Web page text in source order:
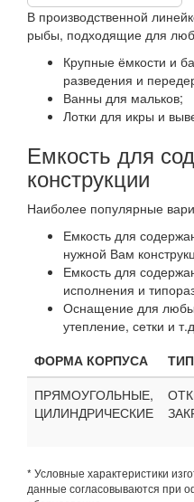
В производственной
рыбы, подходящие для
Крупные ёмкости и
разведения и
Ванны для мальков;
Лотки для икры и
Емкость для
конструкции
Наиболее популярные
Емкость для
нужной Вам
Емкость для
исполнения и
Оснащение для
утепление, сетки и
ФОРМА КОРПУСА
ПРЯМОУГОЛЬНЫЕ,
ЦИЛИНДРИЧЕСКИЕ
* Условные характеристики
данные согласовываются при